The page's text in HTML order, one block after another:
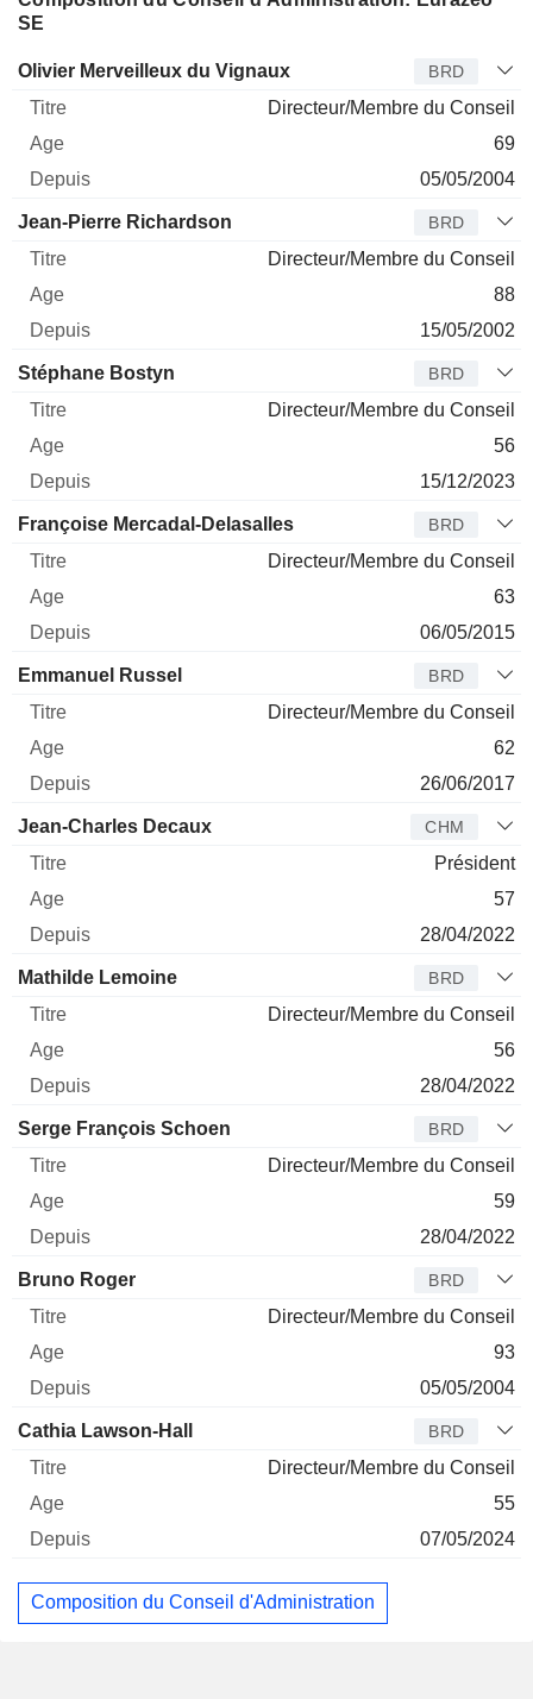
SE
Administrateur Titre Age Depuis
Olivier Merveilleux du Vignaux BRD
Directeur/Membre du Conseil
69
05/05/2004
Jean-Pierre Richardson BRD
Directeur/Membre du Conseil
88
15/05/2002
Stéphane Bostyn BRD
Directeur/Membre du Conseil
56
15/12/2023
Françoise Mercadal-Delasalles BRD
Directeur/Membre du Conseil
63
06/05/2015
Emmanuel Russel BRD
Directeur/Membre du Conseil
62
26/06/2017
Jean-Charles Decaux CHM
Président
57
28/04/2022
Mathilde Lemoine BRD
Directeur/Membre du Conseil
56
28/04/2022
Serge François Schoen BRD
Directeur/Membre du Conseil
59
28/04/2022
Bruno Roger BRD
Directeur/Membre du Conseil
93
05/05/2004
Cathia Lawson-Hall BRD
Directeur/Membre du Conseil
55
07/05/2024
Composition du Conseil d'Administration